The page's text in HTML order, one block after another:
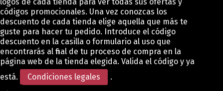
logos de cada tienda para ver todas sus ofertas y
códigos promocionales. Una vez conozcas los
descuento de cada tienda elige aquella que más te
guste para hacer tu pedido. Introduce el código
descuento en la casilla o formulario al uso que
encontrarás al final de tu proceso de compra en la
página web de la tienda elegida. Valida el código y ya
está.
Condiciones legales
.